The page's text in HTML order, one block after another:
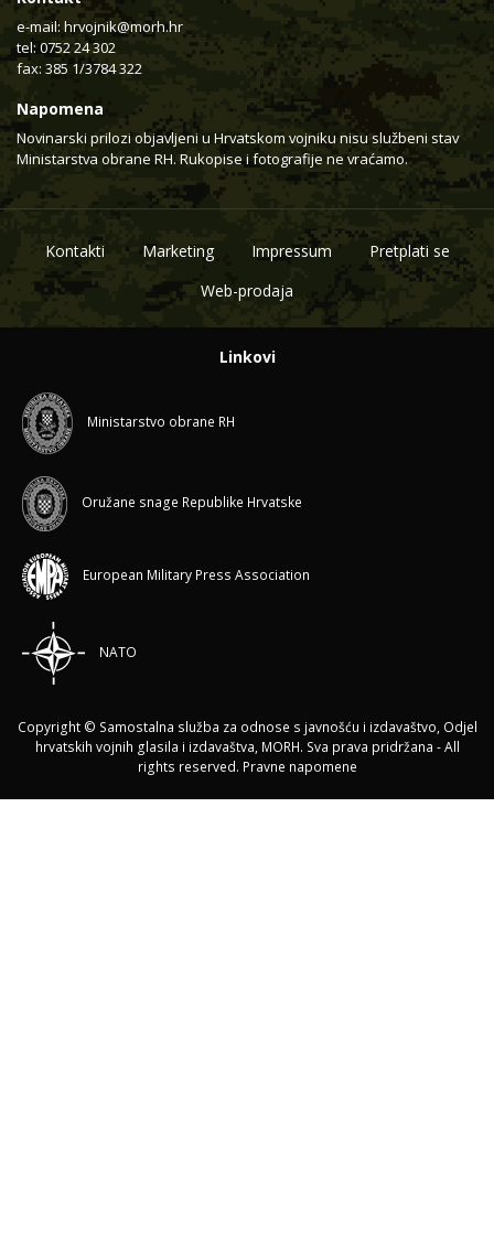
e-mail: hrvojnik@morh.hr
tel: 0752 24 302
fax: 385 1/3784 322
Napomena
Novinarski prilozi objavljeni u Hrvatskom vojniku nisu službeni stav
Ministarstva obrane RH. Rukopise i fotografije ne vraćamo.
Kontakti Marketing Impressum
Pretplati se
Web-prodaja
Linkovi
Ministarstvo obrane RH
Oružane snage Republike Hrvatske
European Military Press Association
NATO
Copyright © Samostalna služba za odnose s javnošću i izdavaštvo, Odjel
hrvatskih vojnih glasila i izdavaštva, MORH. Sva prava pridržana - All
rights reserved. Pravne napomene